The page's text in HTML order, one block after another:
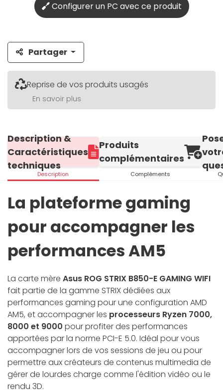
Configurer un PC avec ce produit
Partager
Reprise de vos produits usagés
En savoir plus
Description &
Caractéristiques
techniques
Description
Produits
complémentaires
Compléments
La plateforme gaming
pour accompagner les
performances AM5
La carte mère Asus ROG STRIX B850-E GAMING WIFI
fait partie de la gamme STRIX dédiées aux
performances gaming pour une configuration AMD
AM5, et accompagner les processeurs Ryzen 7000,
8000 et 9000 pour profiter des performances
apportées par la norme PCI-E 5.0. Idéal pour vous
accompagner lors de vos sessions de jeu ou pour
permettre aux créateurs de contenus multimedia de
gérer de lourdes charge comme l'édition vidéo ou le
rendu 3D.